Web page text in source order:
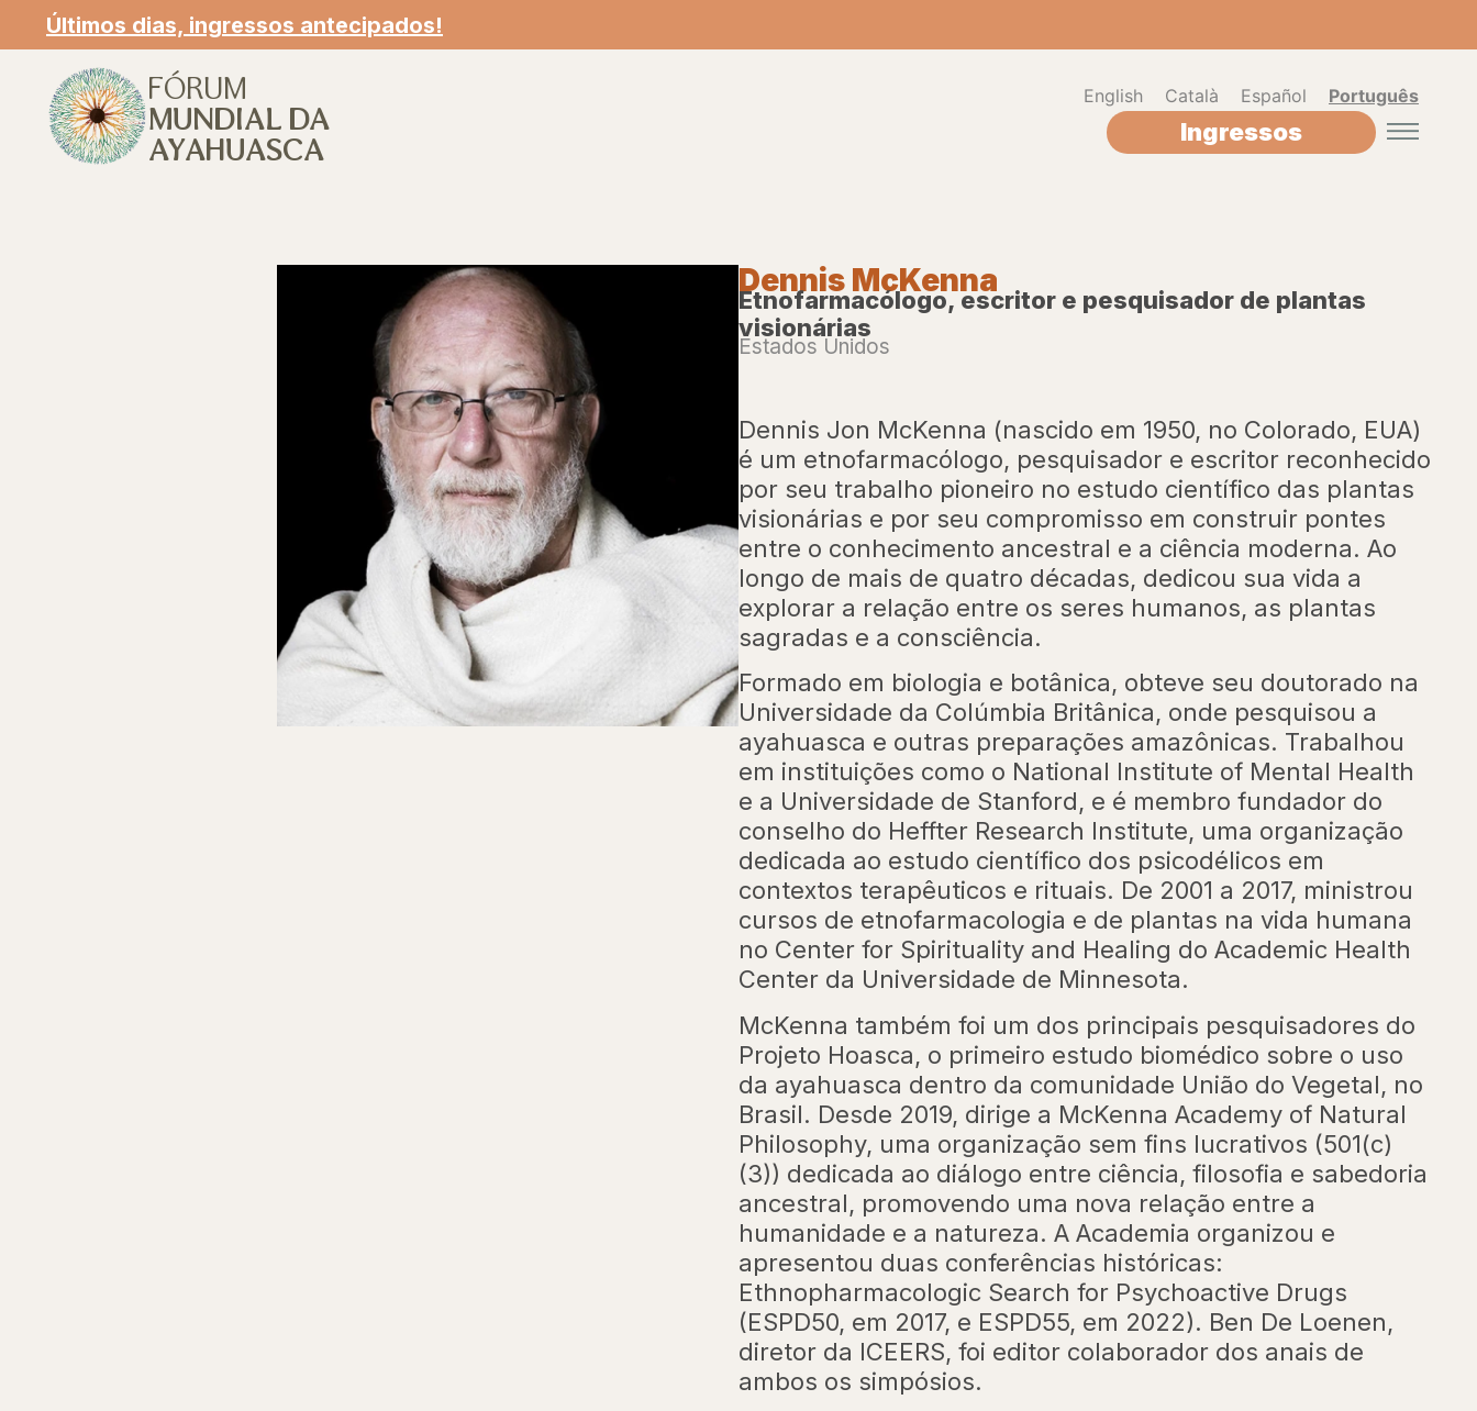
Últimos dias, ingressos antecipados!
FÓRUM
MUNDIAL DA
AYAHUASCA
English Català Español Português
Ingressos
Dennis McKenna
Etnofarmacólogo, escritor e pesquisador de plantas
visionárias
Estados Unidos
Dennis Jon McKenna (nascido em 1950, no Colorado, EUA)
é um etnofarmacólogo, pesquisador e escritor reconhecido
por seu trabalho pioneiro no estudo científico das plantas
visionárias e por seu compromisso em construir pontes
entre o conhecimento ancestral e a ciência moderna. Ao
longo de mais de quatro décadas, dedicou sua vida a
explorar a relação entre os seres humanos, as plantas
sagradas e a consciência.
Formado em biologia e botânica, obteve seu doutorado na
Universidade da Colúmbia Britânica, onde pesquisou a
ayahuasca e outras preparações amazônicas. Trabalhou
em instituições como o National Institute of Mental Health
e a Universidade de Stanford, e é membro fundador do
conselho do Heffter Research Institute, uma organização
dedicada ao estudo científico dos psicodélicos em
contextos terapêuticos e rituais. De 2001 a 2017, ministrou
cursos de etnofarmacologia e de plantas na vida humana
no Center for Spirituality and Healing do Academic Health
Center da Universidade de Minnesota.
McKenna também foi um dos principais pesquisadores do
Projeto Hoasca, o primeiro estudo biomédico sobre o uso
da ayahuasca dentro da comunidade União do Vegetal, no
Brasil. Desde 2019, dirige a McKenna Academy of Natural
Philosophy, uma organização sem fins lucrativos (501(c)
(3)) dedicada ao diálogo entre ciência, filosofia e sabedoria
ancestral, promovendo uma nova relação entre a
humanidade e a natureza. A Academia organizou e
apresentou duas conferências históricas:
Ethnopharmacologic Search for Psychoactive Drugs
(ESPD50, em 2017, e ESPD55, em 2022). Ben De Loenen,
diretor da ICEERS, foi editor colaborador dos anais de
ambos os simpósios.